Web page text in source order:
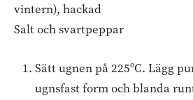
vintern), hackad
Salt och svartpeppar
Sätt ugnen på 225ºC. Lägg
ugnsfast form och blanda